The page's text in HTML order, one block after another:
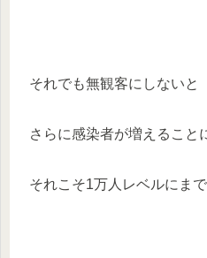
それでも無観客にしないと
さらに感染者が増えること
それこそ1万人レベルにまで